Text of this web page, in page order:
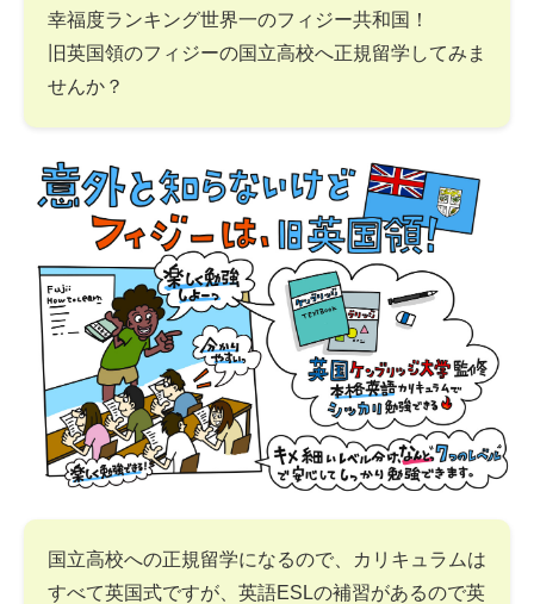
幸福度ランキング世界一のフィジー共和国！
旧英国領のフィジーの国立高校へ正規留学してみま
せんか？
国立高校への正規留学になるので、カリキュラムは
すべて英国式ですが、英語ESLの補習があるので英